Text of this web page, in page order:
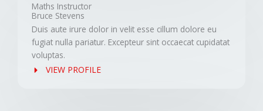
Maths Instructor
Bruce Stevens
Duis aute irure dolor in velit esse cillum dolore eu
fugiat nulla pariatur. Excepteur sint occaecat cupidatat
voluptas.
VIEW PROFILE